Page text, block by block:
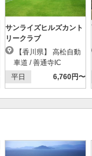
サンライズヒルズカント
リークラブ
車道 / 善通寺IC
平日
6,760円〜